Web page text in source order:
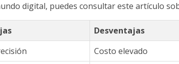
digital, puedes consultar este artículo
Desventajas
Costo elevado